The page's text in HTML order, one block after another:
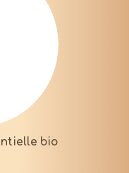
bio